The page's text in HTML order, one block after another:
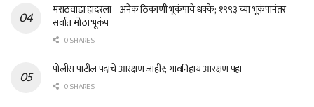
मराठवाडा हादरला – अनेक ठिकाणी भूकंपाचे धक्के; १९९३ च्या भूकंपानंतर
सर्वात मोठा भूकंप
0 SHARES
पोलीस पाटील पदाचे आरक्षण जाहीर; गावनिहाय आरक्षण पहा
0 SHARES